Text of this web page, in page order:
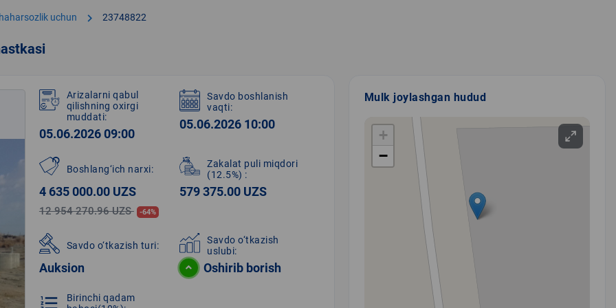
uchun chevron_right 23748822
Arizalarni qabul
qilishning oxirgi
muddati:
05.06.2026 09:00
Savdo boshlanish
vaqti:
05.06.2026 10:00
Boshlang‘ich narxi:
4 635 000.00 UZS
12 954 270.96 UZS -64%
Zakalat puli miqdori
(12.5%) :
579 375.00 UZS
Savdo o‘tkazish turi:
Auksion
Savdo o‘tkazish
uslubi:
Oshirib borish
format_list_numbered
Birinchi qadam
Mulk joylashgan hudud
+
−